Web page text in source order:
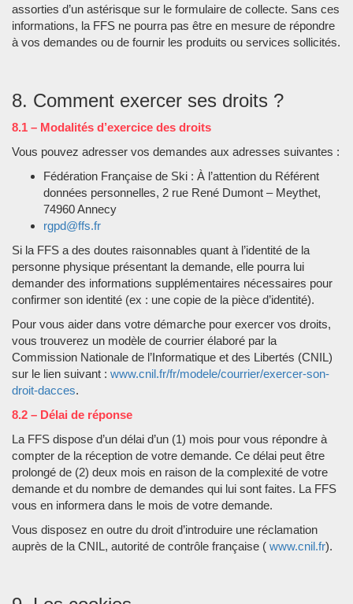
assorties d’un astérisque sur le formulaire de collecte. Sans ces
informations, la FFS ne pourra pas être en mesure de répondre
à vos demandes ou de fournir les produits ou services sollicités.
8. Comment exercer ses droits ?
8.1 – Modalités d’exercice des droits
Vous pouvez adresser vos demandes aux adresses suivantes :
Fédération Française de Ski : À l’attention du Référent
données personnelles, 2 rue René Dumont – Meythet,
74960 Annecy
rgpd@ffs.fr
Si la FFS a des doutes raisonnables quant à l’identité de la
personne physique présentant la demande, elle pourra lui
demander des informations supplémentaires nécessaires pour
confirmer son identité (ex : une copie de la pièce d’identité).
Pour vous aider dans votre démarche pour exercer vos droits,
vous trouverez un modèle de courrier élaboré par la
Commission Nationale de l’Informatique et des Libertés (CNIL)
sur le lien suivant : www.cnil.fr/fr/modele/courrier/exercer-son-
droit-dacces.
8.2 – Délai de réponse
La FFS dispose d’un délai d’un (1) mois pour vous répondre à
compter de la réception de votre demande. Ce délai peut être
prolongé de (2) deux mois en raison de la complexité de votre
demande et du nombre de demandes qui lui sont faites. La FFS
vous en informera dans le mois de votre demande.
Vous disposez en outre du droit d’introduire une réclamation
auprès de la CNIL, autorité de contrôle française ( www.cnil.fr).